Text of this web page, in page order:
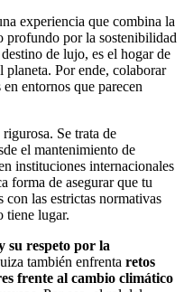
experiencia que combina la
profundo por la sostenibilidad
de lujo, es el hogar de
planeta. Por ende, colaborar
entornos que parecen
Se trata de
el mantenimiento de
instituciones internacionales
forma de asegurar que tu
con las estrictas normativas
tiene lugar.
su respeto por la
también enfrenta retos
frente al cambio climático